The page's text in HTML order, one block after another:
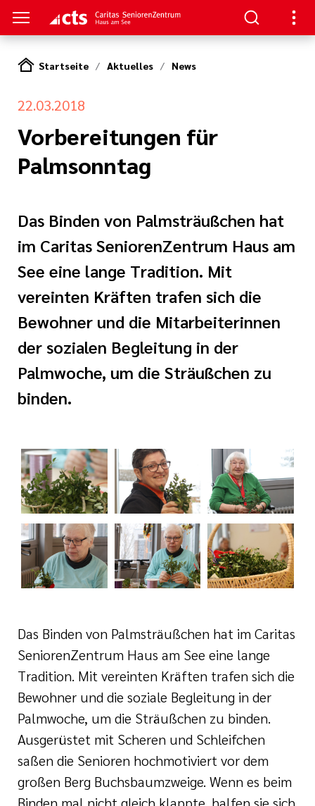
Arbeit
der cts
II
See
Startseite Aktuelles News
22.03.2018
Vorbereitungen für
Palmsonntag
Das Binden von Palmsträußchen hat
im Caritas SeniorenZentrum Haus am
See eine lange Tradition. Mit
vereinten Kräften trafen sich die
Bewohner und die Mitarbeiterinnen
der sozialen Begleitung in der
Palmwoche, um die Sträußchen zu
binden.
Das Binden von Palmsträußchen hat im Caritas
SeniorenZentrum Haus am See eine lange
Tradition. Mit vereinten Kräften trafen sich die
Bewohner und die soziale Begleitung in der
Palmwoche, um die Sträußchen zu binden.
Ausgerüstet mit Scheren und Schleifchen
saßen die Senioren hochmotiviert vor dem
großen Berg Buchsbaumzweige. Wenn es beim